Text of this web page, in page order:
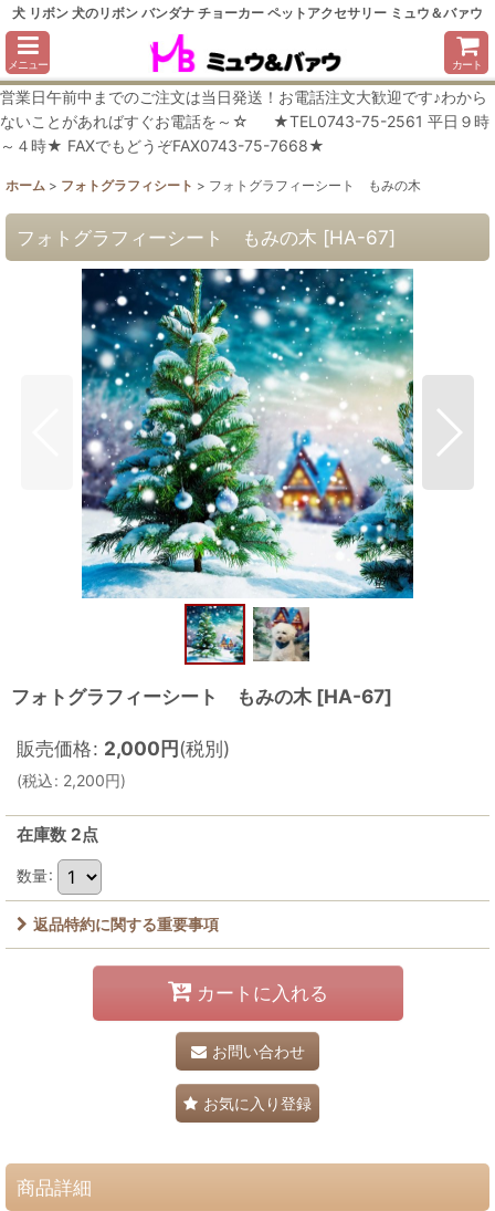
犬 リボン 犬のリボン バンダナ チョーカー ペットアクセサリー ミュウ＆バァウ
メニュー カート
営業日午前中までのご注文は当日発送！お電話注文大歓迎です♪わから
ないことがあればすぐお電話を～☆ ★TEL0743-75-2561 平日９時
～４時★ FAXでもどうぞFAX0743-75-7668★
ホーム > フォトグラフィシート > フォトグラフィーシート もみの木
フォトグラフィーシート もみの木 [HA-67]
フォトグラフィーシート もみの木 [HA-67]
販売価格: 2,000円(税別)
(税込: 2,200円)
在庫数 2点
数量:
返品特約に関する重要事項
カートに入れる
お問い合わせ
お気に入り登録
商品詳細